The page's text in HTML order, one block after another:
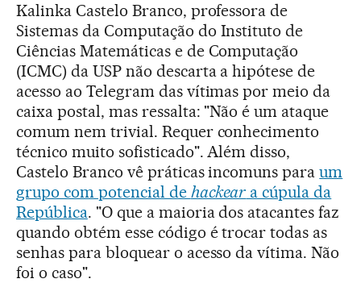
Kalinka Castelo Branco, professora de
Sistemas da Computação do Instituto de
Ciências Matemáticas e de Computação
(ICMC) da USP não descarta a hipótese de
acesso ao Telegram das vítimas por meio da
caixa postal, mas ressalta: "Não é um ataque
comum nem trivial. Requer conhecimento
técnico muito sofisticado". Além disso,
Castelo Branco vê práticas incomuns paraum
grupo com potencial de hackear a cúpula da
República. "O que a maioria dos atacantes faz
quando obtém esse código é trocar todas as
senhas para bloquear o acesso da vítima. Não
foi o caso".